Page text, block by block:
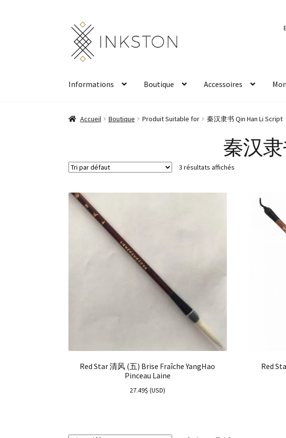
Aller
la
navigation
Aller
au
contenu
Informations Boutique Accessoires
Accueil Boutique Produit Suitable for 秦汉隶书 Qin Han Li Script
秦汉隶
3 résultats affichés
Red Star 清风 (五) Brise Fraîche YangHao
Pinceau Laine
27.49$ (USD)
Red